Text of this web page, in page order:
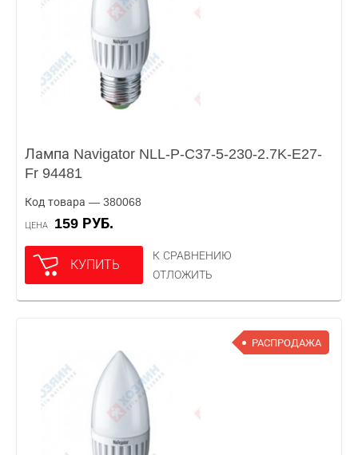
Лампа Navigator NLL-P-C37-5-230-2.7K-E27-
Fr 94481
Код товара — 380068
ЦЕНА 159 РУБ.
КУПИТЬ
К СРАВНЕНИЮ
ОТЛОЖИТЬ
РАСПРОДАЖА